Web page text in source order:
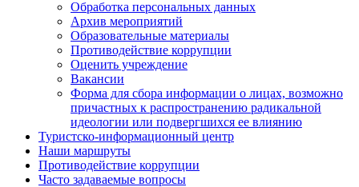
Обработка персональных данных
Архив мероприятий
Образовательные материалы
Противодействие коррупции
Оценить учреждение
Вакансии
Форма для сбора информации о лицах, возможно
причастных к распространению радикальной
идеологии или подвергшихся ее влиянию
Туристско-информационный центр
Наши маршруты
Противодействие коррупции
Часто задаваемые вопросы